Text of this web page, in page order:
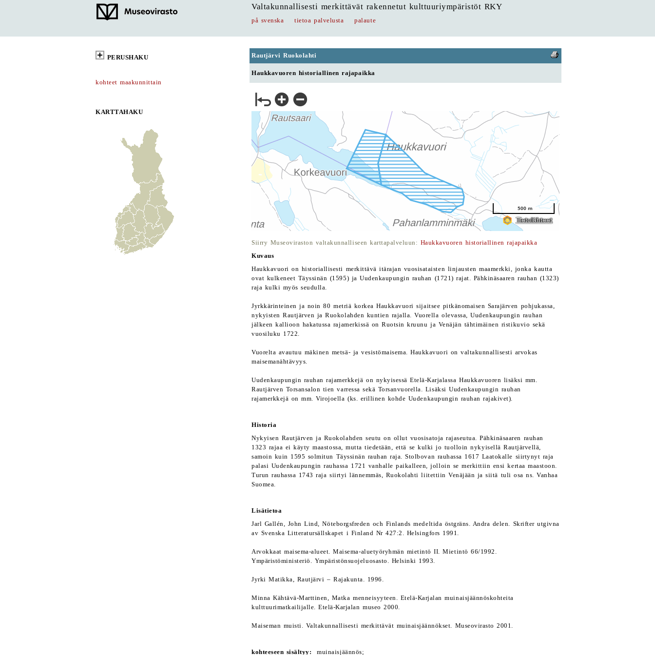
Valtakunnallisesti merkittävät rakennetut kulttuuriympäristöt RKY
på svenska tietoa palvelusta palaute
PERUSHAKU
kohteet maakunnittain
KARTTAHAKU
Rautjärvi Ruokolahti
Haukkavuoren historiallinen rajapaikka
Siirry Museoviraston valtakunnalliseen karttapalveluun: Haukkavuoren historiallinen rajapaikka
Kuvaus
Haukkavuori on historiallisesti merkittävä itärajan vuosisataisten linjausten maamerkki, jonka kautta
ovat kulkeneet Täyssinän (1595) ja Uudenkaupungin rauhan (1721) rajat. Pähkinäsaaren rauhan (1323)
raja kulki myös seudulla.
Jyrkkärinteinen ja noin 80 metriä korkea Haukkavuori sijaitsee pitkänomaisen Sarajärven pohjukassa,
nykyisten Rautjärven ja Ruokolahden kuntien rajalla. Vuorella olevassa, Uudenkaupungin rauhan
jälkeen kallioon hakatussa rajamerkissä on Ruotsin kruunu ja Venäjän tähtimäinen ristikuvio sekä
vuosiluku 1722.
Vuorelta avautuu mäkinen metsä- ja vesistömaisema. Haukkavuori on valtakunnallisesti arvokas
maisemanähtävyys.
Uudenkaupungin rauhan rajamerkkejä on nykyisessä Etelä-Karjalassa Haukkavuoren lisäksi mm.
Rautjärven Torsansalon tien varressa sekä Torsanvuorella. Lisäksi Uudenkaupungin rauhan
rajamerkkejä on mm. Virojoella (ks. erillinen kohde Uudenkaupungin rauhan rajakivet).
Historia
Nykyisen Rautjärven ja Ruokolahden seutu on ollut vuosisatoja rajaseutua. Pähkinäsaaren rauhan
1323 rajaa ei käyty maastossa, mutta tiedetään, että se kulki jo tuolloin nykyisellä Rautjärvellä,
samoin kuin 1595 solmitun Täyssinän rauhan raja. Stolbovan rauhassa 1617 Laatokalle siirtynyt raja
palasi Uudenkaupungin rauhassa 1721 vanhalle paikalleen, jolloin se merkittiin ensi kertaa maastoon.
Turun rauhassa 1743 raja siirtyi lännemmäs, Ruokolahti liitettiin Venäjään ja siitä tuli osa ns. Vanhaa
Suomea.
Lisätietoa
Jarl Gallén, John Lind, Nöteborgsfreden och Finlands medeltida östgräns. Andra delen. Skrifter utgivna
av Svenska Litteratursällskapet i Finland Nr 427:2. Helsingfors 1991.
Arvokkaat maisema-alueet. Maisema-aluetyöryhmän mietintö II. Mietintö 66/1992.
Ympäristöministeriö. Ympäristönsuojeluosasto. Helsinki 1993.
Jyrki Matikka, Rautjärvi – Rajakunta. 1996.
Minna Kähtävä-Marttinen, Matka menneisyyteen. Etelä-Karjalan muinaisjäännöskohteita
kulttuurimatkailijalle. Etelä-Karjalan museo 2000.
Maiseman muisti. Valtakunnallisesti merkittävät muinaisjäännökset. Museovirasto 2001.
kohteeseen sisältyy: muinaisjäännös;